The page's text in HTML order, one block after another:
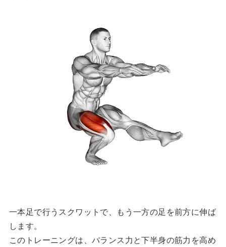
一本足で行うスクワットで、もう一方の足を前方に伸ば
します。
このトレーニングは、バランス力と下半身の筋力を高め